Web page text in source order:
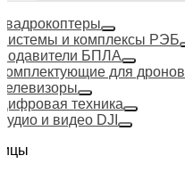
и комплексы РЭБ
БПЛА
для дронов
техника
и видео DJI